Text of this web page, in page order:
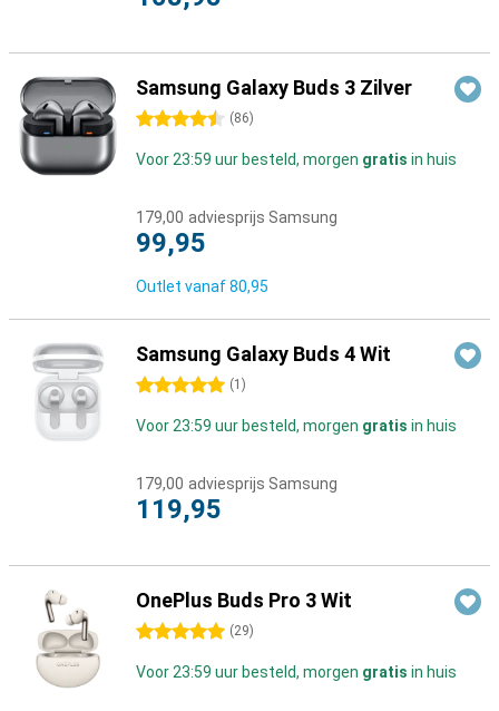
Samsung Galaxy Buds 3 Zilver
4.5 sterren (86)
Voor 23:59 uur besteld, morgen gratis in huis
179,00 adviesprijs Samsung
99,95
Outlet vanaf80,95
Samsung Galaxy Buds 4 Wit
5 sterren (1 )
Voor 23:59 uur besteld, morgen gratis in huis
179,00 adviesprijs Samsung
119,95
OnePlus Buds Pro 3 Wit
5 sterren (29)
Voor 23:59 uur besteld, morgen gratis in huis